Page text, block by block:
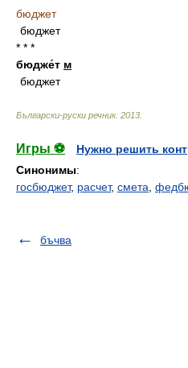
бюджет
бюджет
* * *
бюдже́т м
бюджет
Български-руски речник. 2013
Игры ⚽
Нужно решить
Синонимы:
госбюджет, расчет, смета
бъчва